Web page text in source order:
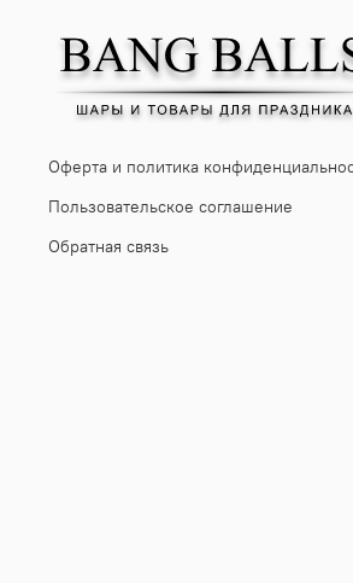
Оферта и политика
Пользовательское соглашение
Обратная связь